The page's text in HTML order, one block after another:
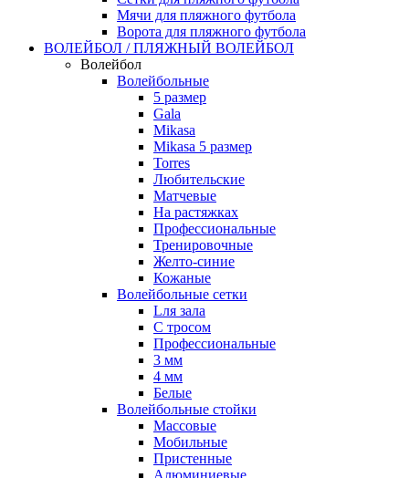
Мячи для пляжного футбола
Ворота для пляжного футбола
ВОЛЕЙБОЛ / ПЛЯЖНЫЙ ВОЛЕЙБОЛ
Волейбол
Волейбольные
5 размер
Gala
Mikasa
Mikasa 5 размер
Torres
Любительские
Матчевые
На растяжках
Профессиональные
Тренировочные
Желто-синие
Кожаные
Волейбольные сетки
Lля зала
C тросом
Профессиональные
3 мм
4 мм
Белые
Волейбольные стойки
Массовые
Мобильные
Пристенные
Алюминиевые